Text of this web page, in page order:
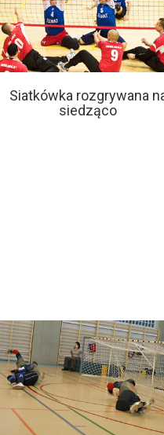
Siatkówka rozgrywana
siedząco